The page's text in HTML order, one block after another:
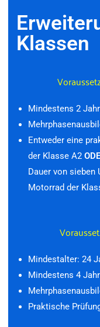
Klassen
Mindestens 2
Entweder eine
der Klasse A2
Dauer von
Motorrad der
Mindestalter: 24
Mindestens 4
Praktische